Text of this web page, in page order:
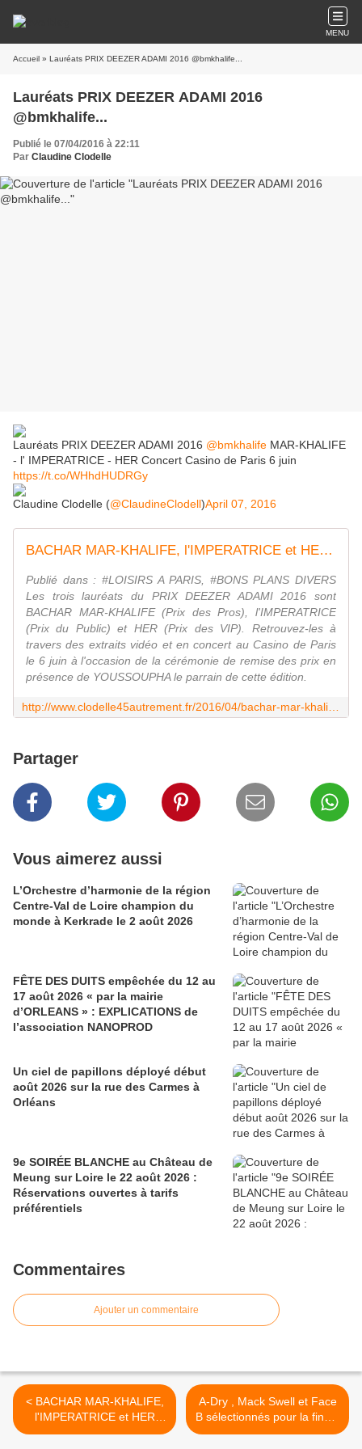
MENU
Accueil » Lauréats PRIX DEEZER ADAMI 2016 @bmkhalife...
Lauréats PRIX DEEZER ADAMI 2016
@bmkhalife...
Publié le 07/04/2016 à 22:11
Par Claudine Clodelle
Lauréats PRIX DEEZER ADAMI 2016 @bmkhalife MAR-KHALIFE
- l' IMPERATRICE - HER Concert Casino de Paris 6 juin
https://t.co/WHhdHUDRGy
Claudine Clodelle (@ClaudineClodell)April 07, 2016
BACHAR MAR-KHALIFE, l'IMPERATRICE et HER remportent le PRIX DEEZER ADAMI 2016 - VIVRE AUTREMENT VOS LOISIRS avec Clodelle
Publié dans : #LOISIRS A PARIS, #BONS PLANS DIVERS
Les trois lauréats du PRIX DEEZER ADAMI 2016 sont
BACHAR MAR-KHALIFE (Prix des Pros), l'IMPERATRICE
(Prix du Public) et HER (Prix des VIP). Retrouvez-les à
travers des extraits vidéo et en concert au Casino de Paris
le 6 juin à l'occasion de la cérémonie de remise des prix en
présence de YOUSSOUPHA le parrain de cette édition.
Partager
Vous aimerez aussi
L’Orchestre d’harmonie de la région
Centre-Val de Loire champion du
monde à Kerkrade le 2 août 2026
FÊTE DES DUITS empêchée du 12 au
17 août 2026 « par la mairie
d’ORLEANS » : EXPLICATIONS de
l’association NANOPROD
Un ciel de papillons déployé début
août 2026 sur la rue des Carmes à
Orléans
9e SOIRÉE BLANCHE au Château de
Meung sur Loire le 22 août 2026 :
Réservations ouvertes à tarifs
préférentiels
Commentaires
Ajouter un commentaire
< BACHAR MAR-KHALIFE,
l'IMPERATRICE et HER
remportent le PRIX
A-Dry , Mack Swell​ et Face
B sélectionnés pour la finale
d' ORLEANS DJ CAST